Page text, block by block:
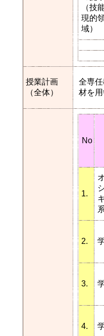
（技
現的
域）
授業計画
（全体）
全専
材を
No
1.
2.
3.
4.